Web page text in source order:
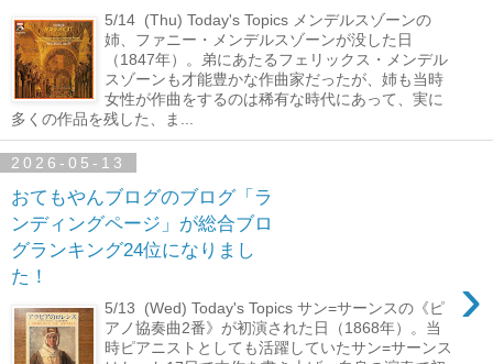
5/14 (Thu) Today's Topics メンデルスゾーンの
姉、ファニー・メンデルスゾーンが没した日
（1847年）。弟にあたるフェリックス・メンデル
スゾーンも才能豊かな作曲家だったが、姉も当時
女性が作曲をするのは稀有な時代にあって、実に
多くの作品を残した、ま...
2026-05-13
おてもやんブログのブログ「ラ
ンディングページ」が総合ブロ
グランキング24位になりまし
た！
›
5/13 (Wed) Today's Topics サン=サーンスの《ピ
アノ協奏曲2番》が初演された日（1868年）。当
時ピアニストとしても活躍していたサン=サーンス